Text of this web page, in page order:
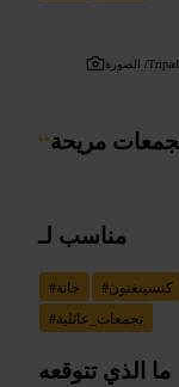
الصورة /
“مريحة
مناسب لـ
#حانة #كنسينغتون
#تجمعات_عائلية
ما الذي تتوقعه